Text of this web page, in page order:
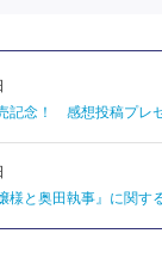
記念！ 感想投稿プレ
様と奥田執事』に関す